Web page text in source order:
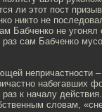
ли этот пост
никто не
Бабченко не
сам Бабченко
непричастности
набегавших
к началу
словам,